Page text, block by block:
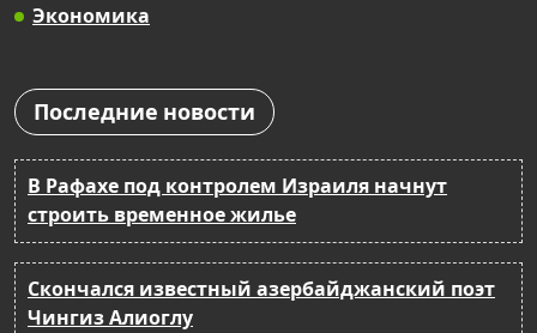
Экономика
Последние новости
В Рафахе под контролем Израиля начнут
строить временное жилье
Скончался известный азербайджанский поэт
Чингиз Алиоглу